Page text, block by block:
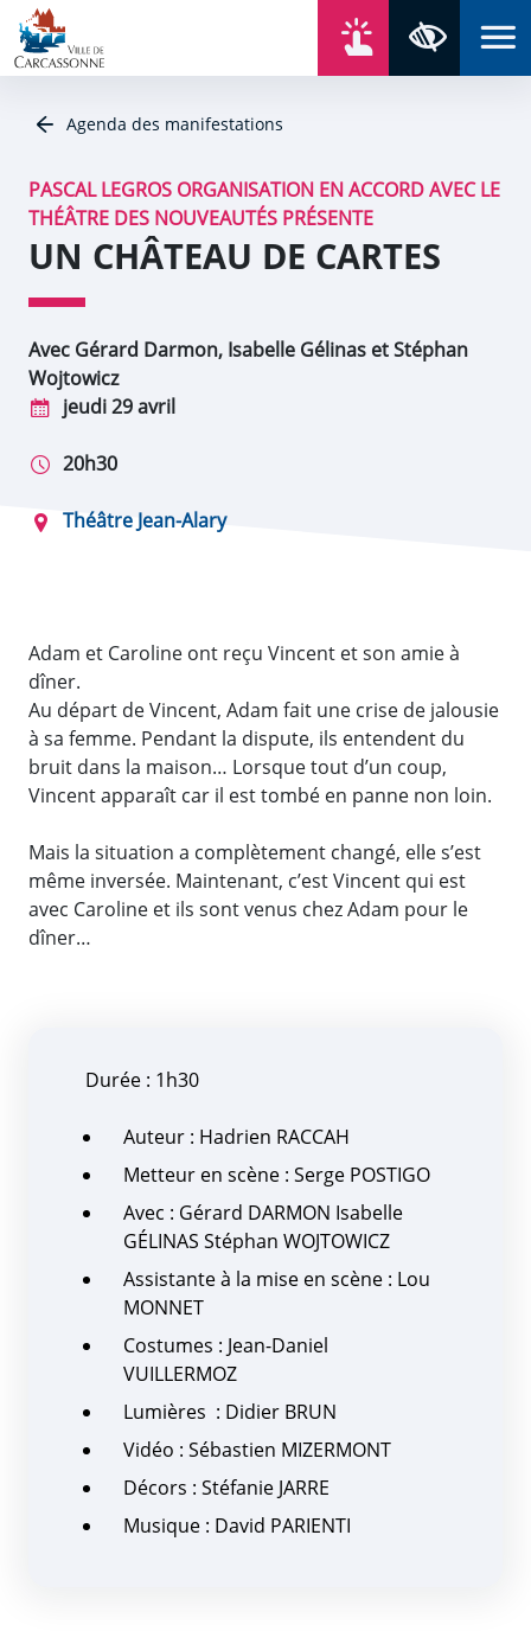
Aller au contenu
Aller au menu
Aller au plan du site
Aller à la recherche
Agenda des manifestations
PASCAL LEGROS ORGANISATION EN ACCORD AVEC LE
THÉÂTRE DES NOUVEAUTÉS PRÉSENTE
UN CHÂTEAU DE CARTES
Avec Gérard Darmon, Isabelle Gélinas et Stéphan
Wojtowicz
jeudi 29 avril
20h30
Théâtre Jean-Alary
Adam et Caroline ont reçu Vincent et son amie à
dîner.
Au départ de Vincent, Adam fait une crise de jalousie
à sa femme. Pendant la dispute, ils entendent du
bruit dans la maison… Lorsque tout d’un coup,
Vincent apparaît car il est tombé en panne non loin.
Mais la situation a complètement changé, elle s’est
même inversée. Maintenant, c’est Vincent qui est
avec Caroline et ils sont venus chez Adam pour le
dîner…
Durée : 1h30
Auteur : Hadrien RACCAH
Metteur en scène : Serge POSTIGO
Avec : Gérard DARMON Isabelle
GÉLINAS Stéphan WOJTOWICZ
Assistante à la mise en scène : Lou
MONNET
Costumes : Jean-Daniel
VUILLERMOZ
Lumières : Didier BRUN
Vidéo : Sébastien MIZERMONT
Décors : Stéfanie JARRE
Musique : David PARIENTI
Panneau de gestion des cookies